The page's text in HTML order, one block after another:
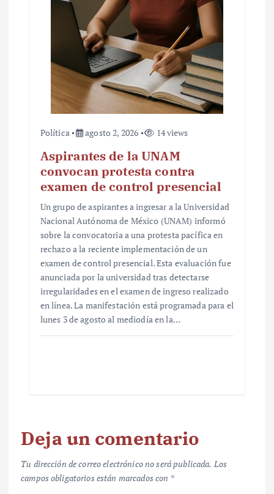
Política agosto 2, 2026 14 views
Aspirantes de la UNAM
convocan protesta contra
examen de control presencial
Un grupo de aspirantes a ingresar a la Universidad
Nacional Autónoma de México (UNAM) informó
sobre la convocatoria a una protesta pacífica en
rechazo a la reciente implementación de un
examen de control presencial. Esta evaluación fue
anunciada por la universidad tras detectarse
irregularidades en el examen de ingreso realizado
en línea. La manifestación está programada para el
lunes 3 de agosto al mediodía en la…
Deja un comentario
Tu dirección de correo electrónico no será publicada. Los
campos obligatorios están marcados con *